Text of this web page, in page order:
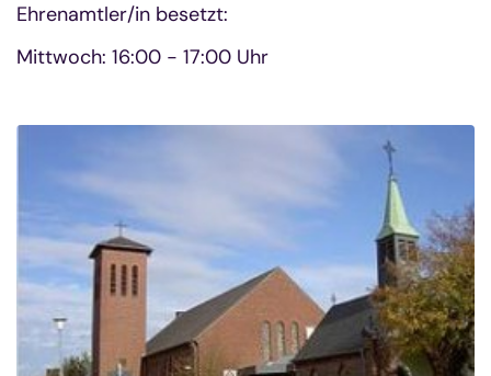
Ehrenamtler/in besetzt:
Mittwoch: 16:00 - 17:00 Uhr